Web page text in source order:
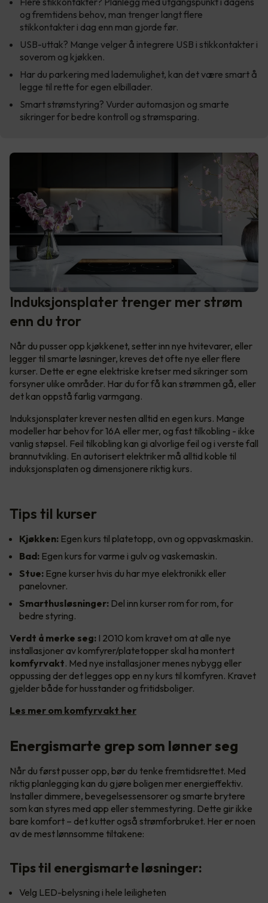
og fremtidens behov, man trenger langt flere
stikkontakter i dag enn man gjorde før.
USB-uttak? Mange velger å integrere USB i stikkontakter i
soverom og kjøkken.
Har du parkering med lademulighet, kan det være smart å
legge til rette for egen elbillader.
Smart strømstyring? Vurder automasjon og smarte
sikringer for bedre kontroll og strømsparing.
Induksjonsplater trenger mer strøm
enn du tror
Når du pusser opp kjøkkenet, setter inn nye hvitevarer, eller
legger til smarte løsninger, kreves det ofte nye eller flere
kurser. Dette er egne elektriske kretser med sikringer som
forsyner ulike områder. Har du for få kan strømmen gå, eller
det kan oppstå farlig varmgang.
Induksjonsplater krever nesten alltid en egen kurs. Mange
modeller har behov for 16A eller mer, og fast tilkobling - ikke
vanlig støpsel. Feil tilkobling kan gi alvorlige feil og i verste fall
brannutvikling. En autorisert elektriker må alltid koble til
induksjonsplaten og dimensjonere riktig kurs.
Tips til kurser
Kjøkken: Egen kurs til platetopp, ovn og oppvaskmaskin.
Bad: Egen kurs for varme i gulv og vaskemaskin.
Stue: Egne kurser hvis du har mye elektronikk eller
panelovner.
Smarthusløsninger: Del inn kurser rom for rom, for
bedre styring.
Verdt å merke seg: I 2010 kom kravet om at alle nye
installasjoner av komfyrer/platetopper skal ha montert
komfyrvakt. Med nye installasjoner menes nybygg eller
oppussing der det legges opp en ny kurs til komfyren. Kravet
gjelder både for husstander og fritidsboliger.
Les mer om komfyrvakt her
Energismarte grep som lønner seg
Når du først pusser opp, bør du tenke fremtidsrettet. Med
riktig planlegging kan du gjøre boligen mer energieffektiv.
Installer dimmere, bevegelsessensorer og smarte brytere
som kan styres med app eller stemmestyring. Dette gir ikke
bare komfort – det kutter også strømforbruket. Her er noen
av de mest lønnsomme tiltakene:
Tips til energismarte løsninger:
Velg LED-belysning i hele leiligheten